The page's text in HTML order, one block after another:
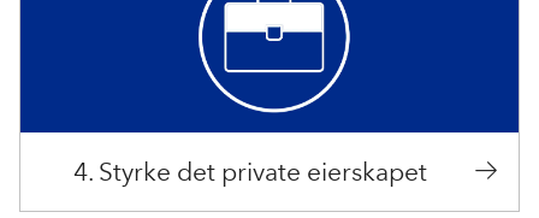
4. Styrke det private eierskapet